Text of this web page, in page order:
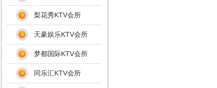
梨花秀KTV会所
天豪娱乐KTV会所
梦都国际KTV会所
同乐汇KTV会所